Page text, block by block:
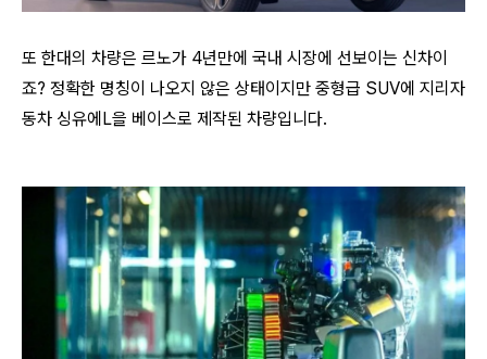
또 한대의 차량은 르노가 4년만에 국내 시장에 선보이는 신차이
죠? 정확한 명칭이 나오지 않은 상태이지만 중형급 SUV에 지리자
동차 싱유에L을 베이스로 제작된 차량입니다.